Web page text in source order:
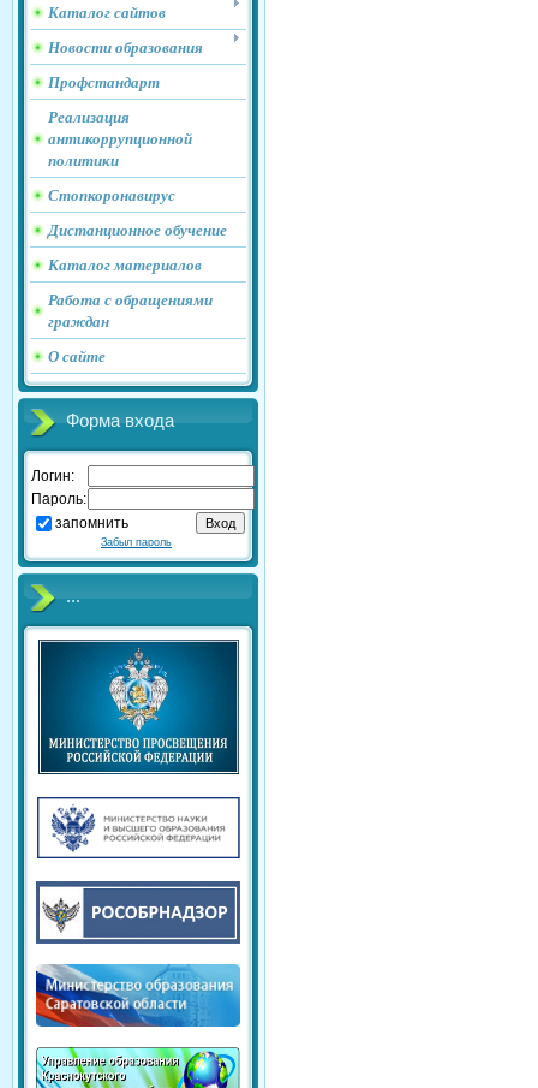
Каталог сайтов
Новости образования
Профстандарт
Реализация
антикоррупционной
политики
Стопкоронавирус
Дистанционное обучение
Каталог материалов
Работа с обращениями
граждан
О сайте
Форма входа
Логин:
Пароль:
запомнить
Забыл пароль
...